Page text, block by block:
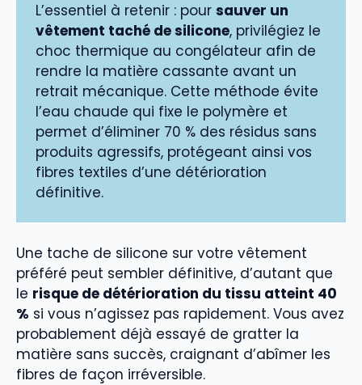
L’essentiel à retenir : pour sauver un
vêtement taché de silicone, privilégiez le
choc thermique au congélateur afin de
rendre la matière cassante avant un
retrait mécanique. Cette méthode évite
l’eau chaude qui fixe le polymère et
permet d’éliminer 70 % des résidus sans
produits agressifs, protégeant ainsi vos
fibres textiles d’une détérioration
définitive.
Une tache de silicone sur votre vêtement
préféré peut sembler définitive, d’autant que
le risque de détérioration du tissu atteint 40
% si vous n’agissez pas rapidement. Vous avez
probablement déjà essayé de gratter la
matière sans succès, craignant d’abîmer les
fibres de façon irréversible.